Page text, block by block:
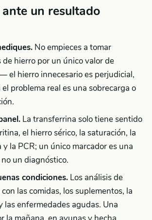
un resultado
No empieces a tomar
hierro por un único valor de
el hierro innecesario es perjudicial,
problema real es una sobrecarga o
La transferrina solo tiene sentido
el hierro sérico, la saturación, la
la PCR; un único marcador es una
un diagnóstico.
condiciones. Los análisis de
las comidas, los suplementos, la
las enfermedades agudas. Una